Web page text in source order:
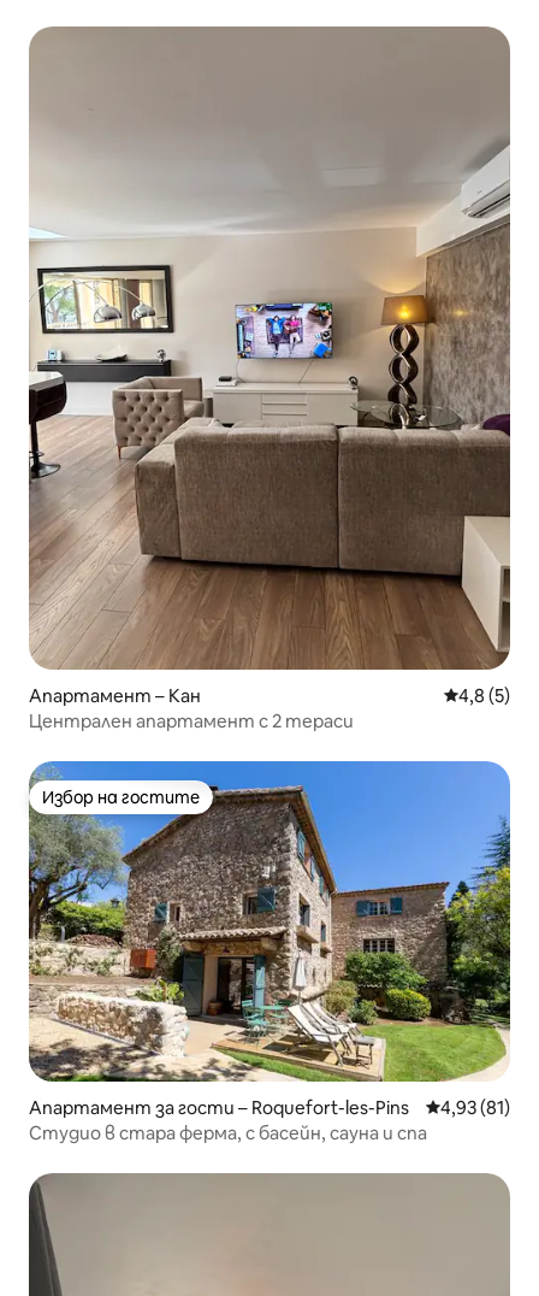
Апартамент – Кан Средна
4,8 (5)
Централен апартамент с 2 тераси
Избор на гостите
Избор на гостите
Апартамент за гости – Roquefort-les-Pins Средна
4,93 (81)
Студио в стара ферма, с басейн, сауна и спа